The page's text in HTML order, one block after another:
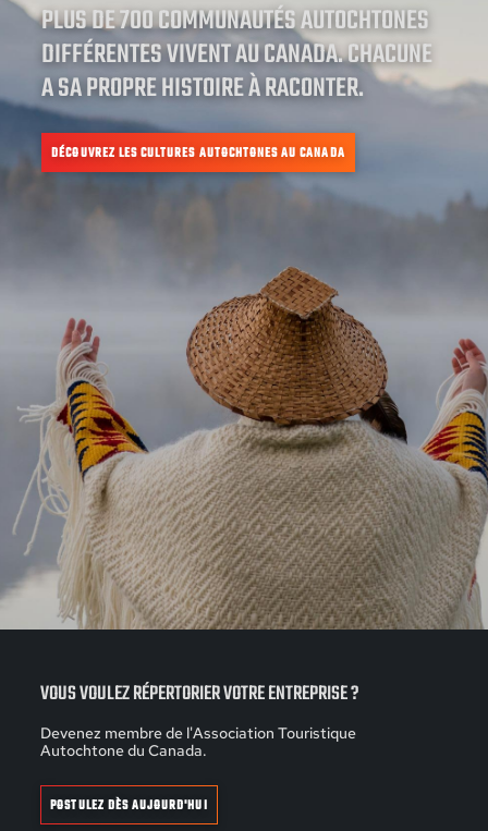
PLUS DE 700 COMMUNAUTÉS AUTOCHTONES
DIFFÉRENTES VIVENT AU CANADA. CHACUNE
A SA PROPRE HISTOIRE À RACONTER.
DÉCOUVREZ LES CULTURES AUTOCHTONES AU CANADA
VOUS VOULEZ RÉPERTORIER VOTRE ENTREPRISE ?
Devenez membre de l'Association Touristique
Autochtone du Canada.
POSTULEZ DÈS AUJOURD'HUI